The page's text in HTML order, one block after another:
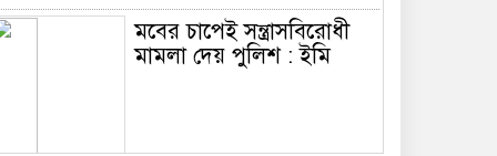
মবের চাপেই সন্ত্রাসবিরোধী
মামলা দেয় পুলিশ : ইমি